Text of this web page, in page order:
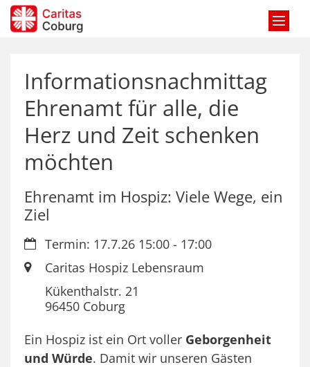
Zum Inhalt springen
Informationsnachmittag
Ehrenamt für alle, die
Herz und Zeit schenken
möchten
Ehrenamt im Hospiz: Viele Wege, ein
Ziel
Datum:Termin: 17.7.26 15:00 - 17:00
Ort: Caritas Hospiz Lebensraum
Kükenthalstr. 21
96450 Coburg
Ein Hospiz ist ein Ort voller Geborgenheit
und Würde. Damit wir unseren Gästen